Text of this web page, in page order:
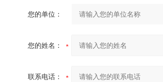
您的单位：
您的姓名：
联系电话：